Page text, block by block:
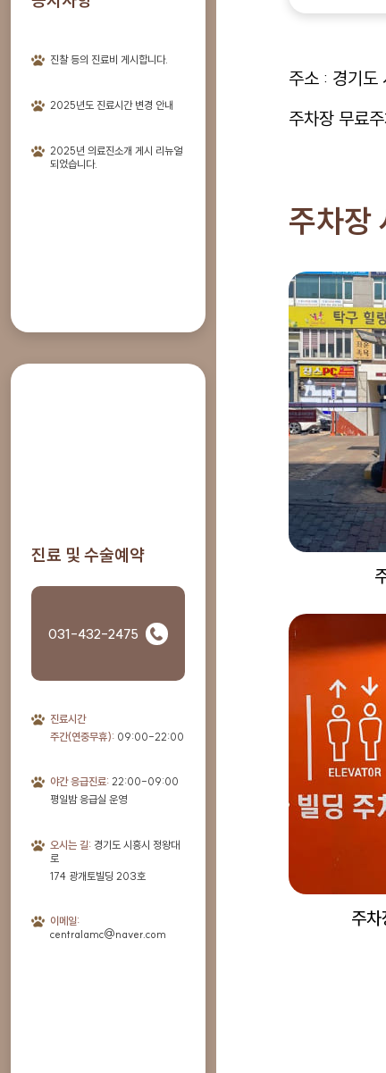
진찰 등의 진료비 게시합니다.
2025년도 진료시간 변경 안내
2025년 의료진소개 게시 리뉴얼
되었습니다.
진료 및 수술예약
031-432-2475
진료시간
주간(연중무휴):09:00-22:00
야간 응급진료:22:00-09:00
평일밤 응급실 운영
오시는 길:경기도 시흥시 정왕대
로
174 광개토빌딩 203호
이메일:
centralamc@naver.com
주소 : 경기도
주차장 무료
주차장
주